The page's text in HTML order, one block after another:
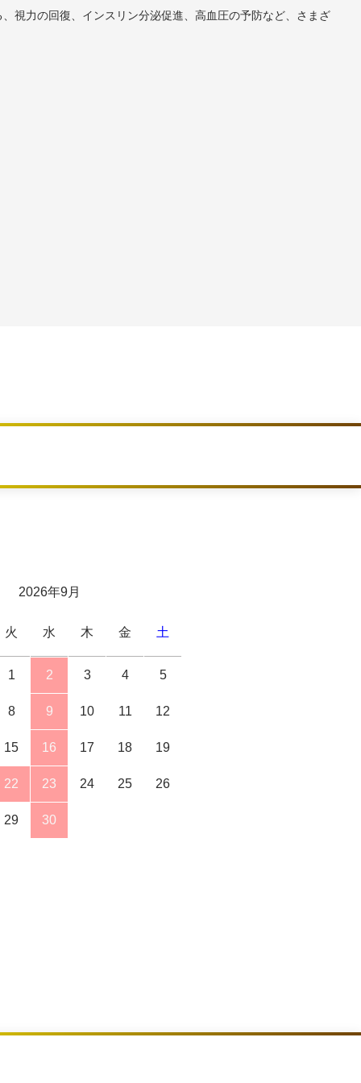
視力の回復、インスリン分泌促進、高血圧の予防など、さまざ
2026年9月
火 水 木 金 土
1 2 3 4 5
8 9 10 11 12
15 16 17 18 19
22 23 24 25 26
29 30